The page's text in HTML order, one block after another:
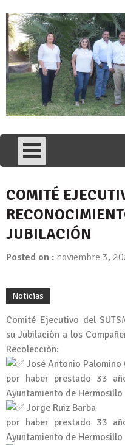
COMITÉ
JUBILACIÓN
Posted on : noviembre 3,
Noticias
Comité Ejecutivo del
su Jubilaciòn a los
Recolecciòn:
José Antonio Palomino
por haber prestado 33
Ayuntamiento de Hermosillo
Jorge Ruiz Barba
por haber prestado 33
Ayuntamiento de Hermosillo